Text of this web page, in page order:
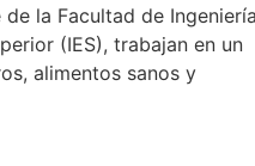
la Facultad de
(IES), trabajan en un
alimentos sanos y